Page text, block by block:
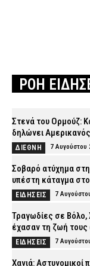
ΡΟΗ
Στενά του Ορμούζ:
δηλώνει
ΔΙΕΘΝΗ 7 Αυγούστου
Σοβαρό ατύχημα
υπέστη κάταγμα
ΕΙΔΗΣΕΙΣ 7
Τραγωδίες σε Βόλο,
έχασαν τη ζωή
ΕΙΔΗΣΕΙΣ 7
Χανιά: Αστυνομικοί